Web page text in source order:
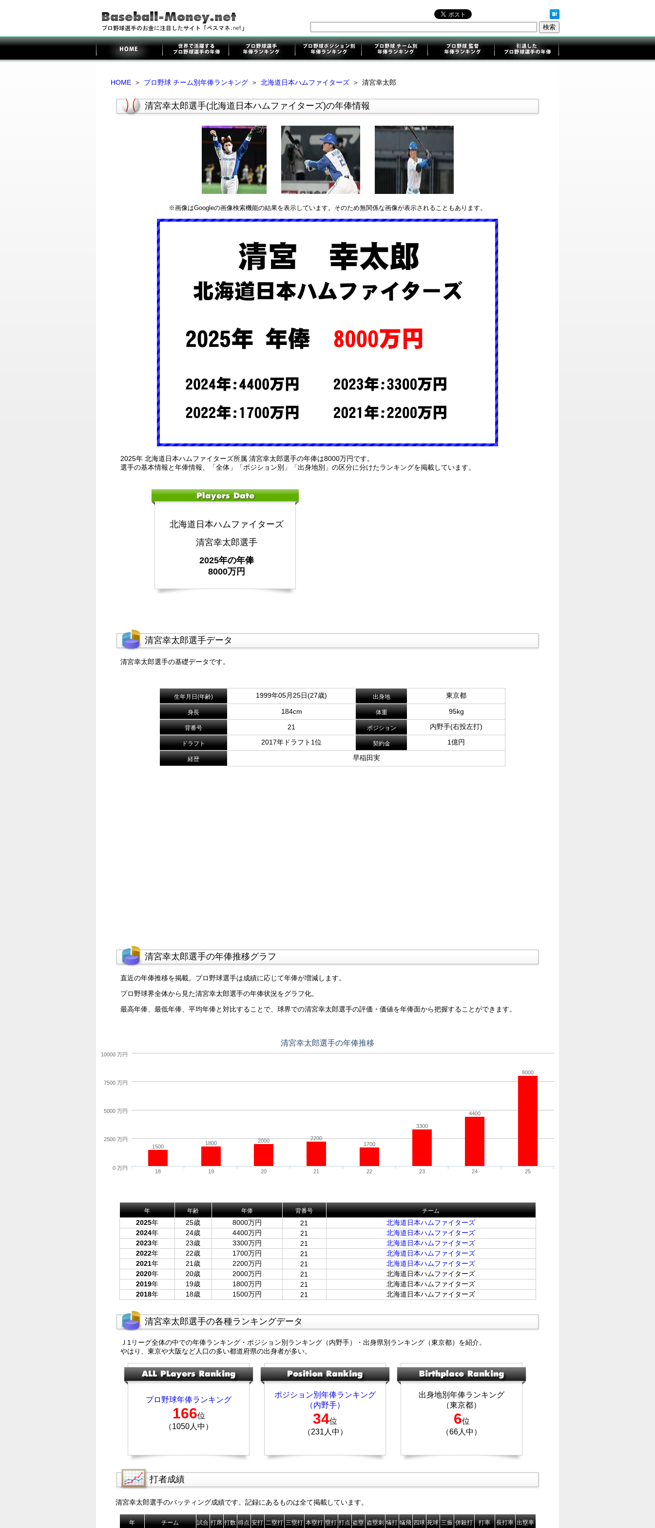
HOME ＞ プロ野球 チーム別年俸ランキング ＞ 北海道日本ハムファイターズ ＞ 清宮幸太郎
清宮幸太郎選手(北海道日本ハムファイターズ)の年俸情報
※画像はGoogleの画像検索機能の結果を表示しています。そのため無関係な画像が表示されることもあります。
2025年 北海道日本ハムファイターズ所属 清宮幸太郎選手の年俸は8000万円です。
選手の基本情報と年俸情報、「全体」「ポジション別」「出身地別」の区分に分けたランキングを掲載しています。
北海道日本ハムファイターズ
清宮幸太郎選手
2025年の年俸
8000万円
清宮幸太郎選手データ
清宮幸太郎選手の基礎データです。
生年月日(年齢) 1999年05月25日(27歳) 出身地 東京都
身長 184cm 体重 95kg
背番号 21 ポジション 内野手(右投左打)
ドラフト 2017年ドラフト1位 契約金 1億円
経歴 早稲田実
清宮幸太郎選手の年俸推移グラフ
直近の年俸推移を掲載。プロ野球選手は成績に応じて年俸が増減します。
プロ野球界全体から見た清宮幸太郎選手の年俸状況をグラフ化。
最高年俸、最低年俸、平均年俸と対比することで、球界での清宮幸太郎選手の評価・価値を年俸面から把握することができます。
清宮幸太郎選手の年俸推移
1500
1800 2000
2200
1700
3300
4400
8000
18 19 20 21 22 23 24 25
0 万円
10000 万円
2500 万円
5000 万円
7500 万円
年 年齢 年俸 背番号 チーム
2025年 25歳 8000万円 21
北海道日本ハムファイターズ
2024年 24歳 4400万円 21
北海道日本ハムファイターズ
2023年 23歳 3300万円 21
北海道日本ハムファイターズ
2022年 22歳 1700万円 21
北海道日本ハムファイターズ
2021年 21歳 2200万円 21
北海道日本ハムファイターズ
2020年 20歳 2000万円 21
北海道日本ハムファイターズ
2019年 19歳 1800万円 21
北海道日本ハムファイターズ
2018年 18歳 1500万円 21 北海道日本ハムファイターズ
清宮幸太郎選手の各種ランキングデータ
Ｊ1リーグ全体の中での年俸ランキング・ポジション別ランキング（内野手）・出身県別ランキング（東京都）を紹介。
やはり、東京や大阪など人口の多い都道府県の出身者が多い。
プロ野球年俸ランキング
166位
（1050人中）
ポジション別年俸ランキング
（内野手）
34位
（231人中）
出身地別年俸ランキング
（東京都）
6位
（66人中）
打者成績
清宮幸太郎選手のバッティング成績です。記録にあるものは全て掲載しています。
年 チーム 試合 打席 打数 得点 安打 二塁打 三塁打 本塁打 塁打 打点 盗塁 盗塁刺 犠打 犠飛 四球 死球 三振 併殺打 打率 長打率 出塁率